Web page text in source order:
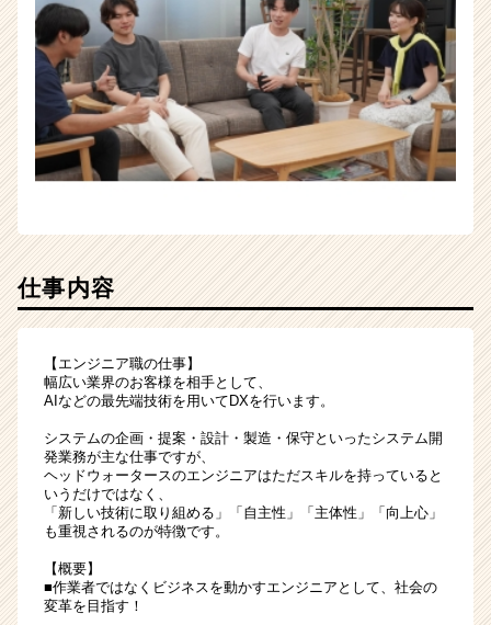
仕事内容
【エンジニア職の仕事】
幅広い業界のお客様を相手として、
AIなどの最先端技術を用いてDXを行います。
システムの企画・提案・設計・製造・保守といったシステム開
発業務が主な仕事ですが、
ヘッドウォータースのエンジニアはただスキルを持っていると
いうだけではなく、
「新しい技術に取り組める」「自主性」「主体性」「向上心」
も重視されるのが特徴です。
【概要】
■作業者ではなくビジネスを動かすエンジニアとして、社会の
変革を目指す！